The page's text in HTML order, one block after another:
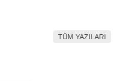
TÜM YAZILARI